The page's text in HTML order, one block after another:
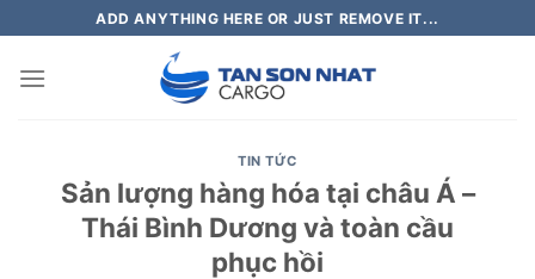
to
content
ADD ANYTHING HERE OR JUST REMOVE IT...
TIN TỨC
Sản lượng hàng hóa tại châu Á –
Thái Bình Dương và toàn cầu
phục hồi